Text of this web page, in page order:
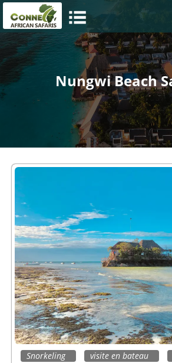
Nungwi Beach
Snorkeling visite en bateau